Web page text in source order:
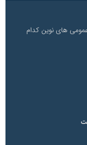
عمومی های نوین کدام